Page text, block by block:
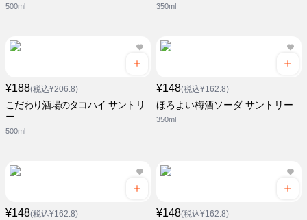
500ml 350ml
¥188(税込¥206.8)
こだわり酒場のタコハイ サントリ
ー
500ml
¥148(税込¥162.8)
ほろよい梅酒ソーダ サントリー
350ml
¥148(税込¥162.8) ¥148(税込¥162.8)